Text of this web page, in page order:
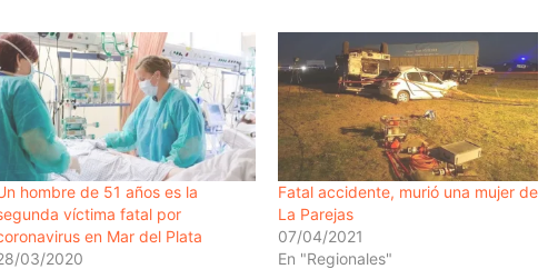
hombre de 51 años es la
víctima fatal por
en Mar del Plata
03/2020
Fatal accidente, murió una mujer de
La Parejas
07/04/2021
En "Regionales"